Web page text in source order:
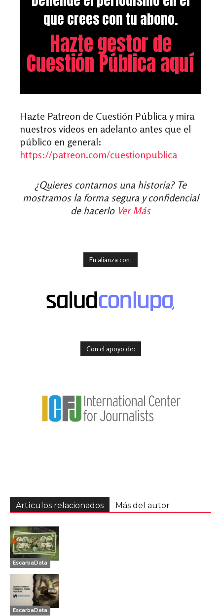
que crees con tu abono.
Hazte gestor de
Cuestión Pública aquí
Hazte Patreon de Cuestión Pública y mira
nuestros videos en adelanto antes que el
público en general:
https://patreon.com/cuestionpublica
¿Quieres contarnos una historia? Te
mostramos la forma segura y confidencial
de hacerlo Ver Más
En alianza con:
Con el apoyo de:
Artículos relacionados Más del autor
EscarbaData
EscarbaData